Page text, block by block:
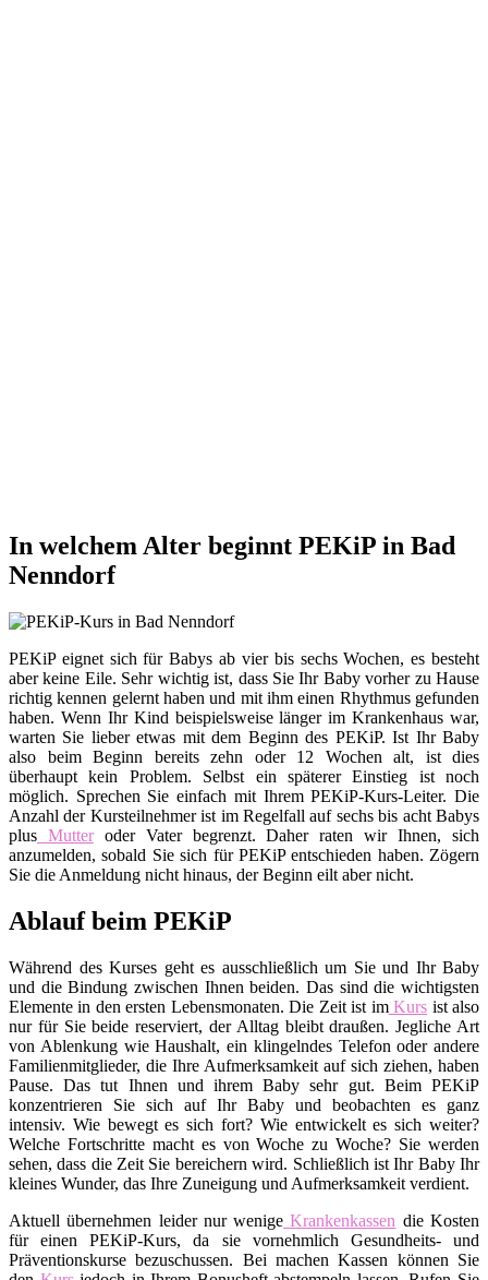
In welchem Alter beginnt PEKiP in Bad
Nenndorf
PEKiP eignet sich für Babys ab vier bis sechs Wochen, es besteht
aber keine Eile. Sehr wichtig ist, dass Sie Ihr Baby vorher zu Hause
richtig kennen gelernt haben und mit ihm einen Rhythmus gefunden
haben. Wenn Ihr Kind beispielsweise länger im Krankenhaus war,
warten Sie lieber etwas mit dem Beginn des PEKiP. Ist Ihr Baby
also beim Beginn bereits zehn oder 12 Wochen alt, ist dies
überhaupt kein Problem. Selbst ein späterer Einstieg ist noch
möglich. Sprechen Sie einfach mit Ihrem PEKiP-Kurs-Leiter. Die
Anzahl der Kursteilnehmer ist im Regelfall auf sechs bis acht Babys
plus Mutteroder Vater begrenzt. Daher raten wir Ihnen, sich
anzumelden, sobald Sie sich für PEKiP entschieden haben. Zögern
Sie die Anmeldung nicht hinaus, der Beginn eilt aber nicht.
Ablauf beim PEKiP
Während des Kurses geht es ausschließlich um Sie und Ihr Baby
und die Bindung zwischen Ihnen beiden. Das sind die wichtigsten
Elemente in den ersten Lebensmonaten. Die Zeit ist imKurs ist also
nur für Sie beide reserviert, der Alltag bleibt draußen. Jegliche Art
von Ablenkung wie Haushalt, ein klingelndes Telefon oder andere
Familienmitglieder, die Ihre Aufmerksamkeit auf sich ziehen, haben
Pause. Das tut Ihnen und ihrem Baby sehr gut. Beim PEKiP
konzentrieren Sie sich auf Ihr Baby und beobachten es ganz
intensiv. Wie bewegt es sich fort? Wie entwickelt es sich weiter?
Welche Fortschritte macht es von Woche zu Woche? Sie werden
sehen, dass die Zeit Sie bereichern wird. Schließlich ist Ihr Baby Ihr
kleines Wunder, das Ihre Zuneigung und Aufmerksamkeit verdient.
Aktuell übernehmen leider nur wenige Krankenkassen die Kosten
für einen PEKiP-Kurs, da sie vornehmlich Gesundheits- und
Präventionskurse bezuschussen. Bei machen Kassen können Sie